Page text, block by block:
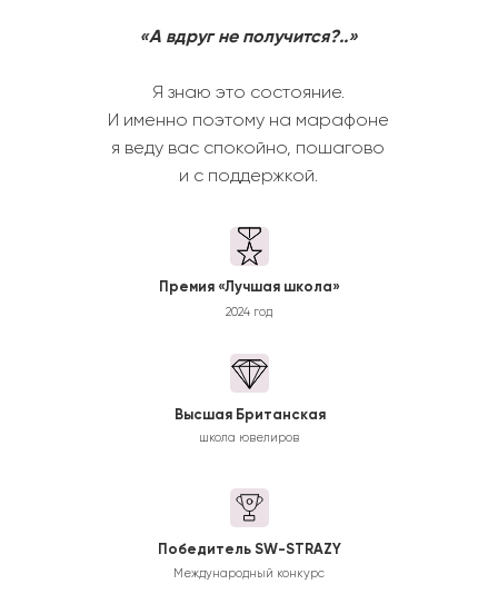
«А вдруг не получится?..»
Я знаю это состояние.
И именно поэтому на марафоне
я веду вас спокойно, пошагово
и с поддержкой.
Высшая Британская
школа ювелиров
Победитель SW-STRAZY
Международный конкурс
Премия «Лучшая школа»
2024 год